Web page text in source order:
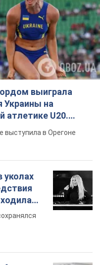
выиграла
Украины на
атлетике U20.
выступила в Орегоне
уколах